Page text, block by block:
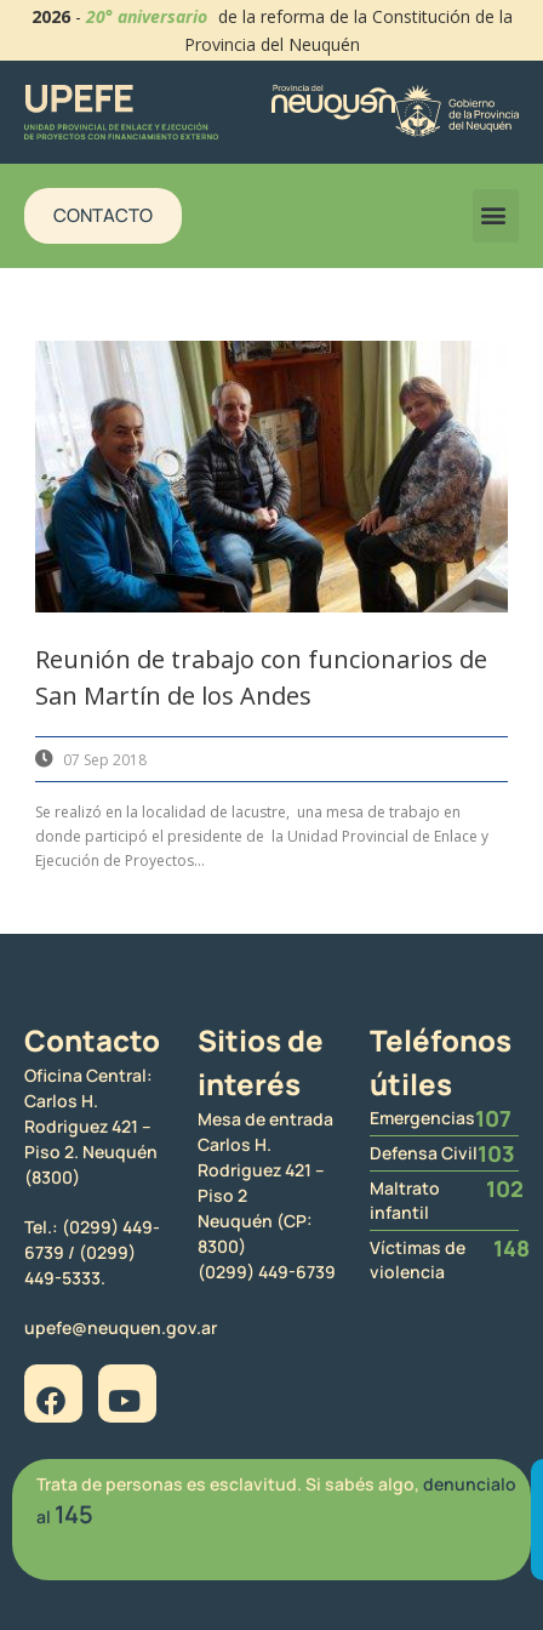
2026-20° aniversario de la reforma de la Constitución de la
Provincia del Neuquén
CONTACTO
Reunión de trabajo con funcionarios de
San Martín de los Andes
07 Sep 2018
Se realizó en la localidad de lacustre, una mesa de trabajo en
donde participó el presidente de la Unidad Provincial de Enlace y
Ejecución de Proyectos...
Contacto
Oficina Central:
Carlos H.
Rodriguez 421 –
Piso 2. Neuquén
(8300)
Tel.: (0299) 449-
6739 / (0299)
449-5333.
upefe@neuquen.gov.ar
Sitios de
interés
Mesa de entrada
Carlos H.
Rodriguez 421 –
Piso 2
Neuquén (CP:
8300)
(0299) 449-6739
Teléfonos
útiles
Emergencias107
Defensa Civil103
Maltrato
infantil
102
Víctimas de
violencia
148
Trata de personas es esclavitud. Si sabés algo, denuncialo
al 145